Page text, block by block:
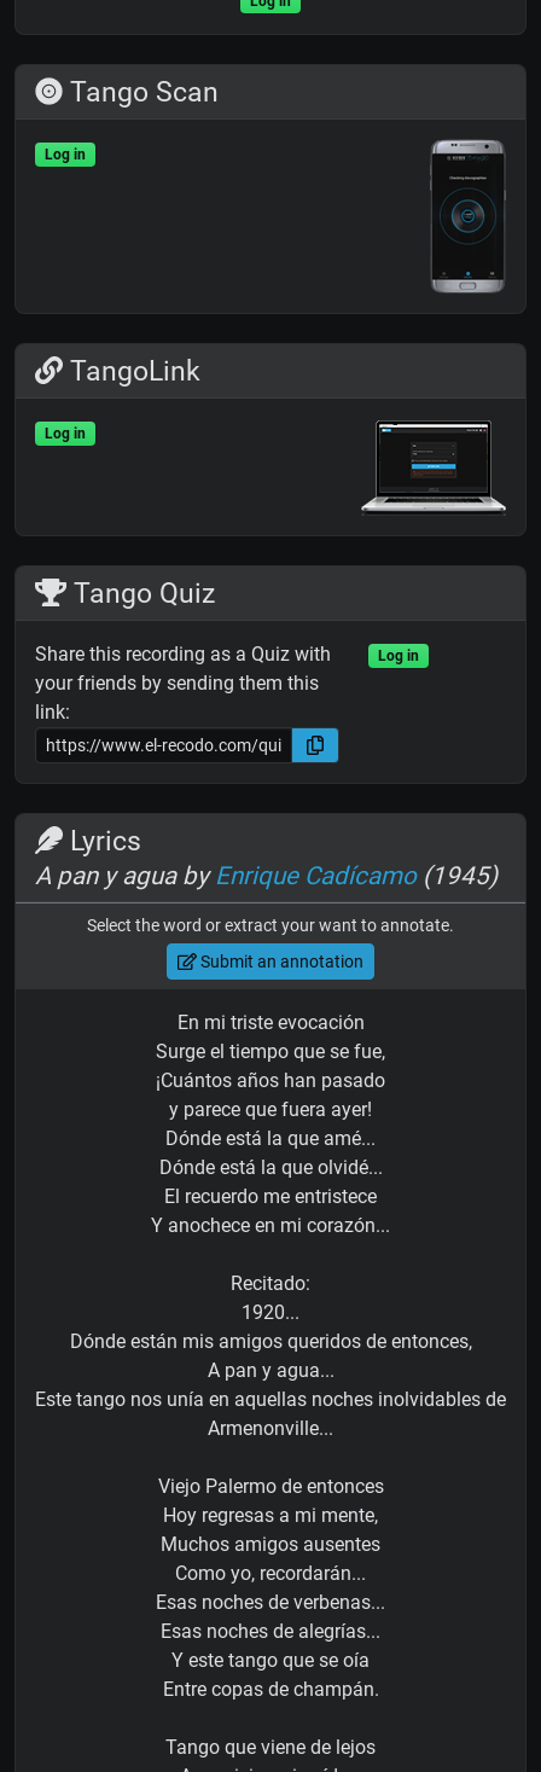
Tango Scan
Log in
TangoLink
Log in
Tango Quiz
Share this recording as a Quiz with
your friends by sending them this
link:
Log in
Lyrics
A pan y agua byEnrique Cadícamo(1945)
Select the word or extract your want to annotate.
Submit an annotation
En mi triste evocación
Surge el tiempo que se fue,
¡Cuántos años han pasado
y parece que fuera ayer!
Dónde está la que amé...
Dónde está la que olvidé...
El recuerdo me entristece
Y anochece en mi corazón...
Recitado:
1920...
Dónde están mis amigos queridos de entonces,
A pan y agua...
Este tango nos unía en aquellas noches inolvidables de
Armenonville...
Viejo Palermo de entonces
Hoy regresas a mi mente,
Muchos amigos ausentes
Como yo, recordarán...
Esas noches de verbenas...
Esas noches de alegrías...
Y este tango que se oía
Entre copas de champán.
Tango que viene de lejos